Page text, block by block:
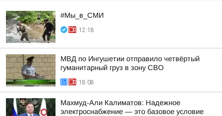
#Мы_в_СМИ
12:18
МВД по Ингушетии отправило четвёртый
гуманитарный груз в зону СВО
18:08
Махмуд-Али Калиматов: Надежное
электроснабжение — это базовое условие